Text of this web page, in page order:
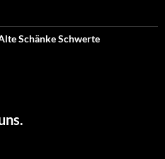
Schänke Schwerte